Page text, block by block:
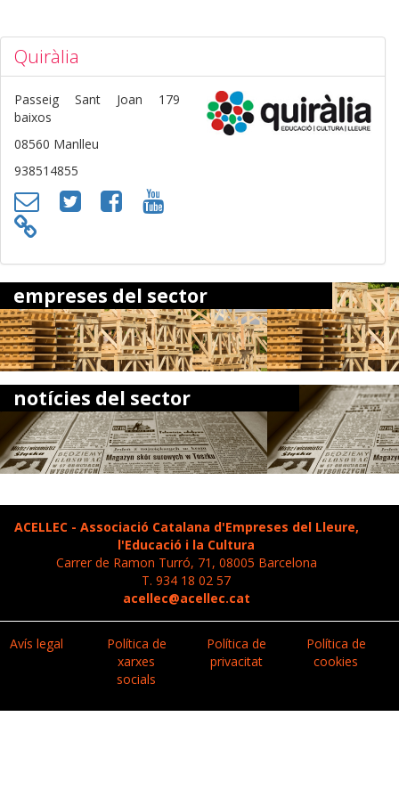
Quiràlia
Passeig Sant Joan 179
baixos
08560 Manlleu
938514855
empreses del sector
notícies del sector
ACELLEC - Associació Catalana d'Empreses del Lleure,
l'Educació i la Cultura
Carrer de Ramon Turró, 71, 08005 Barcelona
T. 934 18 02 57
acellec@acellec.cat
Avís legal
Política de
xarxes
socials
Política de
privacitat
Política de
cookies